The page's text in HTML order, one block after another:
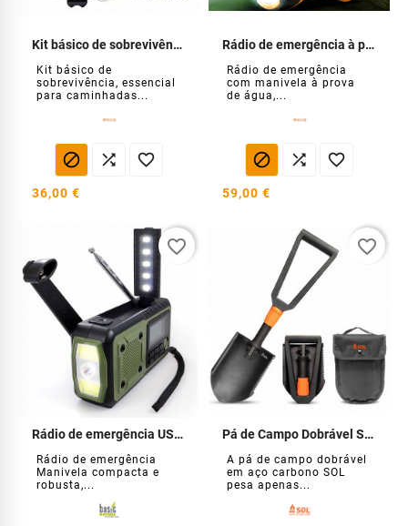
Kit básico de sobrevivência
Kit básico de
sobrevivência, essencial
para caminhadas...
  
36,00 €
Rádio de emergência à prova de água com manivela
Rádio de emergência
com manivela à prova
de água,...
  
59,00 €
Rádio de emergência USB Solar Dynamo
Rádio de emergência
Manivela compacta e
robusta,...
favorite_border
Pá de Campo Dobrável SOL
A pá de campo dobrável
em aço carbono SOL
pesa apenas...
favorite_border